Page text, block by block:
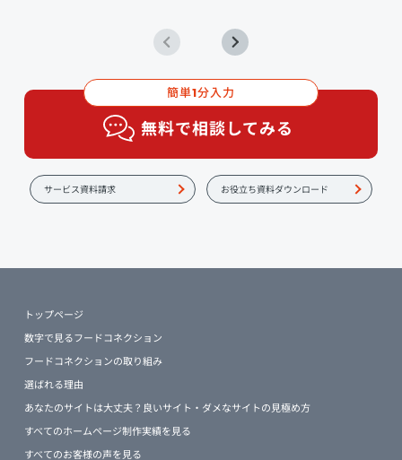
簡単1分入力
無料で相談してみる
サービス資料請求 お役立ち資料ダウンロード
トップページ
数字で見るフードコネクション
フードコネクションの取り組み
選ばれる理由
あなたのサイトは大丈夫？良いサイト・ダメなサイトの見極め方
すべてのホームページ制作実績を見る
すべてのお客様の声を見る